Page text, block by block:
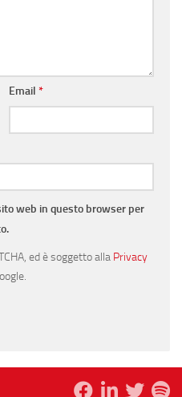
Email *
web in questo browser per
ed è soggetto alla Privacy